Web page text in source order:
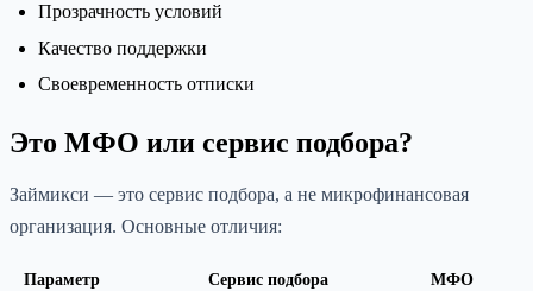
Прозрачность условий
Качество поддержки
Своевременность отписки
Это МФО или сервис подбора?
Займикси — это сервис подбора, а не микрофинансовая
организация. Основные отличия:
Параметр Сервис подбора МФО